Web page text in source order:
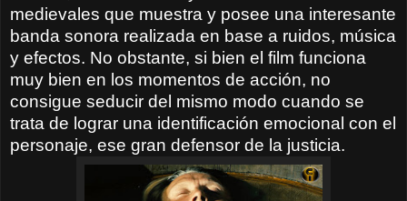
medievales que muestra y posee una interesante
banda sonora realizada en base a ruidos, música
y efectos. No obstante, si bien el film funciona
muy bien en los momentos de acción, no
consigue seducir del mismo modo cuando se
trata de lograr una identificación emocional con el
personaje, ese gran defensor de la justicia.